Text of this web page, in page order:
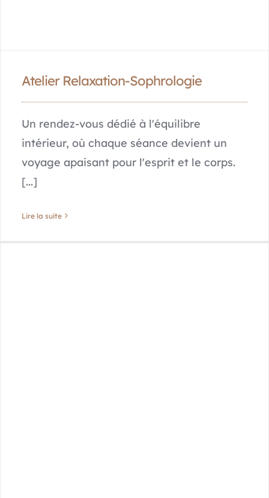
Atelier Relaxation-Sophrologie
Un rendez-vous dédié à l'équilibre
intérieur, où chaque séance devient un
voyage apaisant pour l'esprit et le corps.
[...]
Lire la suite